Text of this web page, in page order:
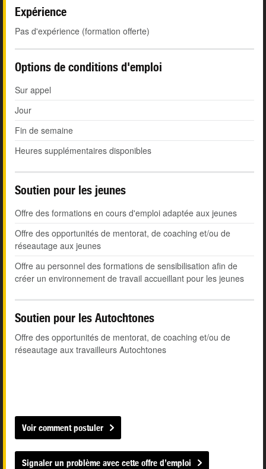
Expérience
Pas d'expérience (formation offerte)
Options de conditions d'emploi
Sur appel
Jour
Fin de semaine
Heures supplémentaires disponibles
Soutien pour les jeunes
Offre des formations en cours d'emploi adaptée aux jeunes
Offre des opportunités de mentorat, de coaching et/ou de
réseautage aux jeunes
Offre au personnel des formations de sensibilisation afin de
créer un environnement de travail accueillant pour les jeunes
Soutien pour les Autochtones
Offre des opportunités de mentorat, de coaching et/ou de
réseautage aux travailleurs Autochtones
Voir comment postuler
Signaler un problème avec cette offre d’emploi